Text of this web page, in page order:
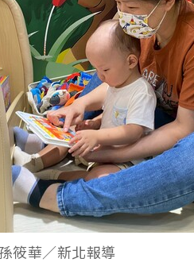
孫筱華／新北報導